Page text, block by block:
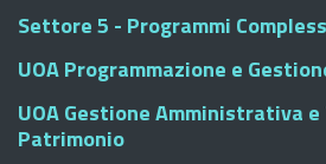
Settore 5 - Programmi
UOA Programmazione e
UOA Gestione Amministrativa e
Patrimonio